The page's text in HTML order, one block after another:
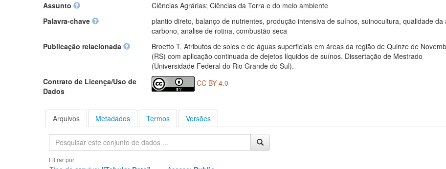
Assunto
Ciências Agrárias; Ciências da Terra e do meio ambiente
Palavra-chave
plantio direto, balanço de nutrientes, produção intensiva de suínos, suinocultura, qualidade da
carbono, analise de rotina, combustão seca
Publicação relacionada
Broetto T. Atributos de solos e de águas superficiais em áreas da região de Quinze de
(RS) com aplicação continuada de dejetos líquidos de suínos. Dissertação de Mestrado
(Universidade Federal do Rio Grande do Sul).
Contrato de Licença/Uso de
Dados
CC BY 4.0
Arquivos Metadados Termos Versões
Pesquisa
Filtrar por